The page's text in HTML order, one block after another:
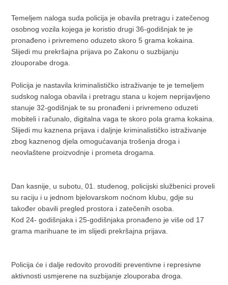
Temeljem naloga suda policija je obavila pretragu i zatečenog
osobnog vozila kojega je koristio drugi 36-godišnjak te je
pronađeno i privremeno oduzeto skoro 5 grama kokaina.
Slijedi mu prekršajna prijava po Zakonu o suzbijanju
zlouporabe droga.
Policija je nastavila kriminalističko istraživanje te je temeljem
sudskog naloga obavila i pretragu stana u kojem neprijavljeno
stanuje 32-godišnjak te su pronađeni i privremeno oduzeti
mobiteli i računalo, digitalna vaga te skoro pola grama kokaina.
Slijedi mu kaznena prijava i daljnje kriminalističko istraživanje
zbog kaznenog djela omogućavanja trošenja droga i
neovlaštene proizvodnje i prometa drogama.
Dan kasnije, u subotu, 01. studenog, policijski službenici proveli
su raciju i u jednom bjelovarskom noćnom klubu, gdje su
također obavili pregled prostora i zatečenih osoba.
Kod 24- godišnjaka i 25-godišnjaka pronađeno je više od 17
grama marihuane te im slijedi prekršajna prijava.
Policija će i dalje redovito provoditi preventivne i represivne
aktivnosti usmjerene na suzbijanje zlouporaba droga.